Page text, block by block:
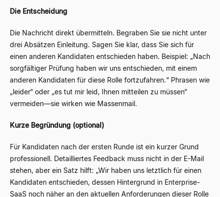
Die Entscheidung
Die Nachricht direkt übermitteln. Begraben Sie sie nicht unter
drei Absätzen Einleitung. Sagen Sie klar, dass Sie sich für
einen anderen Kandidaten entschieden haben. Beispiel: „Nach
sorgfältiger Prüfung haben wir uns entschieden, mit einem
anderen Kandidaten für diese Rolle fortzufahren.“ Phrasen wie
„leider“ oder „es tut mir leid, Ihnen mitteilen zu müssen“
vermeiden—sie wirken wie Massenmail.
Kurze Begründung (optional)
Für Kandidaten nach der ersten Runde ist ein kurzer Grund
professionell. Detailliertes Feedback muss nicht in der E-Mail
stehen, aber ein Satz hilft: „Wir haben uns letztlich für einen
Kandidaten entschieden, dessen Hintergrund in Enterprise-
SaaS noch näher an den aktuellen Anforderungen dieser Rolle